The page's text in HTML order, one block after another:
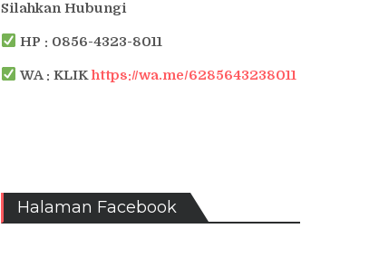
Silahkan Hubungi
HP : 0856-4323-8011
WA : KLIKhttps://wa.me/6285643238011
Halaman Facebook